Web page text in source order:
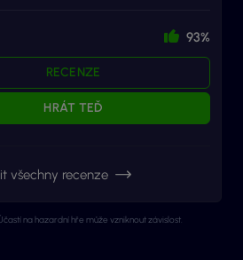
93%
RECENZE
HRÁT TEĎ
všechny recenze
na hazardní hře může vzniknout závislost.